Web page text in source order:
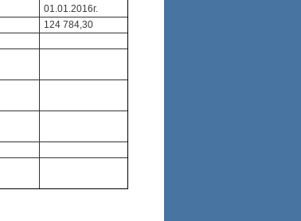
01.01.2016г.
124 784,30